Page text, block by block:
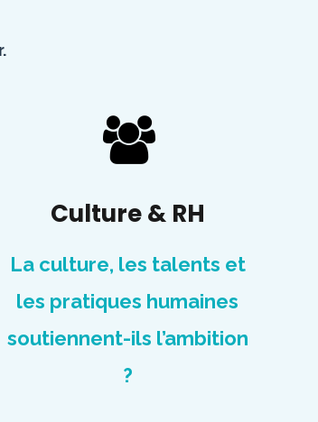
Culture & RH
La culture, les talents et
les pratiques humaines
soutiennent-ils l’ambition
?